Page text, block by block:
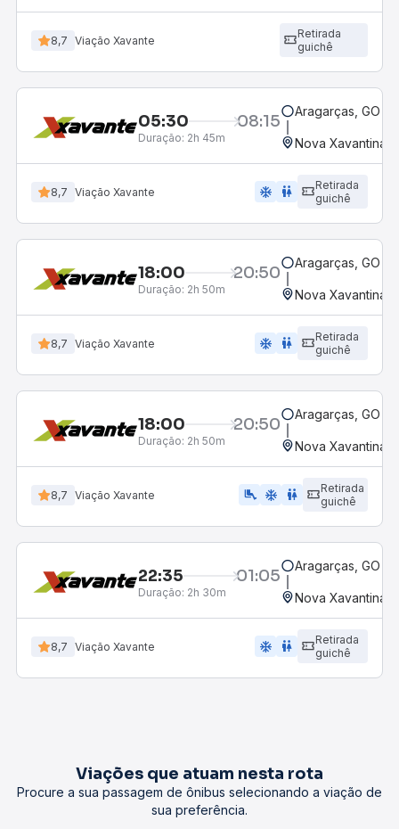
8,7 Viação Xavante
Retirada
guichê
05:30 08:15
Duração: 2h 45m
Aragarças, GO
Nova Xavantina,
8,7 Viação Xavante ac_unit wc
Retirada
guichê
18:00 20:50
Duração: 2h 50m
Aragarças, GO
Nova Xavantina,
8,7 Viação Xavante ac_unit wc
Retirada
guichê
18:00 20:50
Duração: 2h 50m
Aragarças, GO
Nova Xavantina,
8,7 Viação Xavante airline_seat_legroom_extra ac_unit wc
Retirada
guichê
22:35 01:05
Duração: 2h 30m
Aragarças, GO
Nova Xavantina,
8,7 Viação Xavante ac_unit wc
Retirada
guichê
Viações que atuam nesta rota
Procure a sua passagem de ônibus selecionando a viação de
sua preferência.